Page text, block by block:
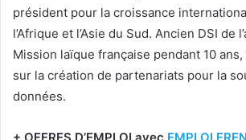
président pour la croissance
l’Afrique et l’Asie du Sud. Ancien DSI de
Mission laïque française pendant 10
sur la création de partenariats pour la
données.